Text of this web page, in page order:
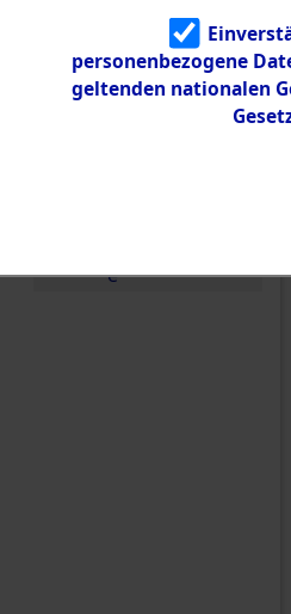
Identifizierun
5.3.3
Todesmärsch
e
personenbezogene
geltenden nationalen